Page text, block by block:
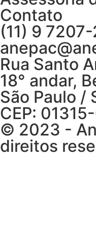
Contato
(11) 9
Rua Santo
18° andar,
São Paulo /
CEP:
© 2023 -
direitos